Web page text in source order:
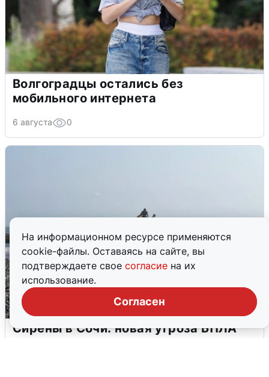
На информационном ресурсе применяются
cookie-файлы. Оставаясь на сайте, вы
подтверждаете свое согласие на их
использование.
Согласен
Волгоградцы остались без
мобильного интернета
6 августа 0
Сирены в Сочи: новая угроза БПЛА